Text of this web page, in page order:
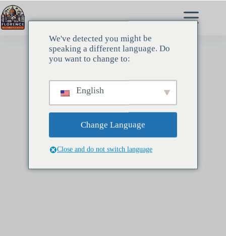
Pular
para
o
conteúdo
We've detected you might be
speaking a different language. Do
you want to change to:
English
Change Language
Close and do not switch language